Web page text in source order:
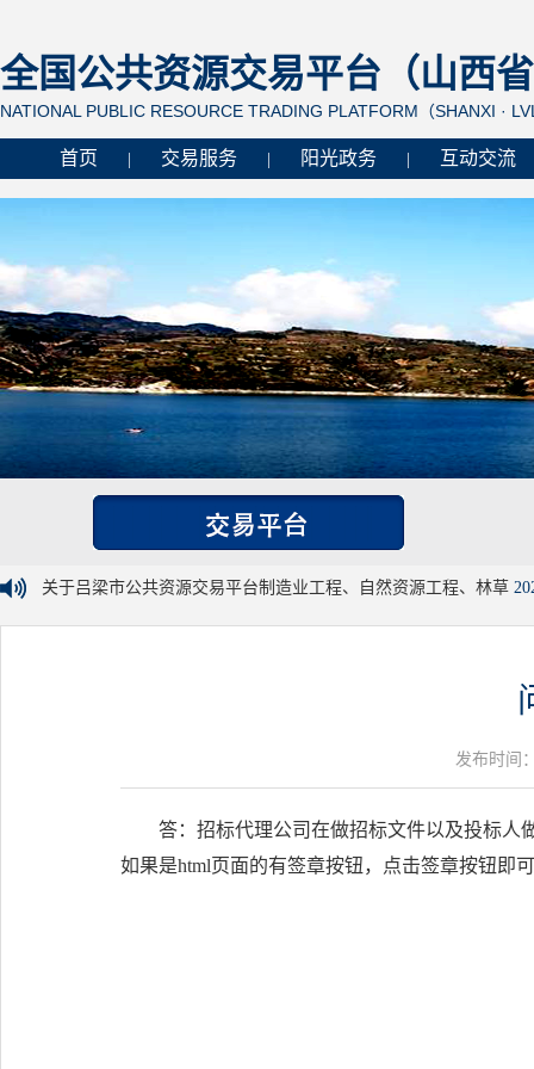
全国公共资源交易平台（山西
NATIONAL PUBLIC RESOURCE TRADING PLATFORM（SHANXI ·
首页 交易服务 阳光政务 互动交流
关于吕梁市公共资源交易平台制造业工程、自然资源工程、林草
发布时间
答：招标代理公司在做招标文件以及投标人
如果是html页面的有签章按钮，点击签章按钮即